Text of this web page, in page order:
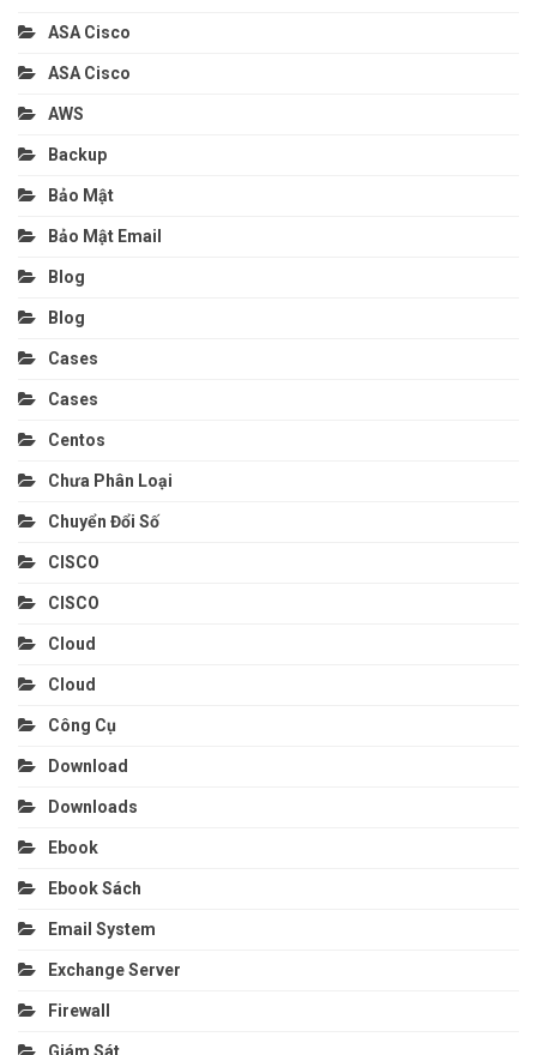
ASA Cisco
ASA Cisco
AWS
Backup
Bảo Mật
Bảo Mật Email
Blog
Blog
Cases
Cases
Centos
Chưa Phân Loại
Chuyển Đổi Số
CISCO
CISCO
Cloud
Cloud
Công Cụ
Download
Downloads
Ebook
Ebook Sách
Email System
Exchange Server
Firewall